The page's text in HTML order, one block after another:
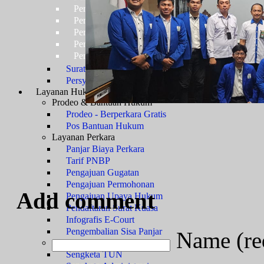
Persyaratan Usulan Kartu Pegawai (KARPEG)
Persyaratan Usulan Tabungan dan Asuransi
Persyaratan Usulan Kartu Suami (KARSU) atau
Persyaratan Usulan Jabatan
Persyaratan Usulan Pensiun Penuh
Surat Keterangan Tidak Pernah Dijatuhi Hukuman
Persyaratan Kenaikan Pangkat
Layanan HukumProsedur Layanan
Prodeo & Bantuan Hukum
Prodeo - Berperkara Gratis
Pos Bantuan Hukum
Layanan Perkara
Panjar Biaya Perkara
Tarif PNBP
Pengajuan Gugatan
Pengajuan Permohonan
Pengajuan Upaya Hukum
Pendaftaran Surat Kuasa
Infografis E-Court
Pengembalian Sisa Panjar
Jenis Kewenangan
Sengketa TUN
Add comment
Name